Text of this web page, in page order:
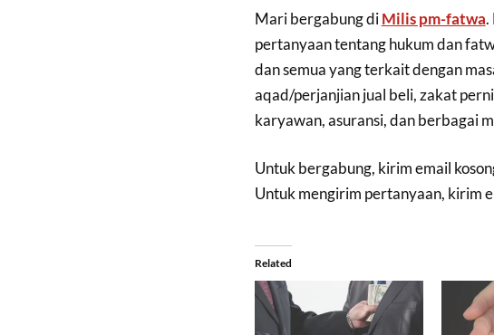
Mari bergabung diMilis pm-fatwa.
pertanyaan tentang hukum dan
dan semua yang terkait dengan
aqad/perjanjian jual beli, zakat
karyawan, asuransi, dan berbagai
Untuk bergabung, kirim email
Untuk mengirim pertanyaan, kirim
Related